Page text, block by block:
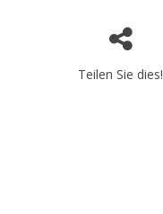
Teilen Sie dies!